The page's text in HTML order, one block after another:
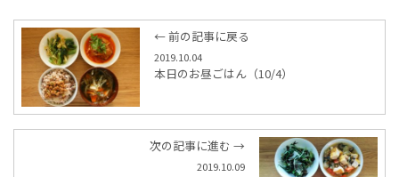
← 前の記事に戻る
2019.10.04
本日のお昼ごはん（10/4）
次の記事に進む →
2019.10.09